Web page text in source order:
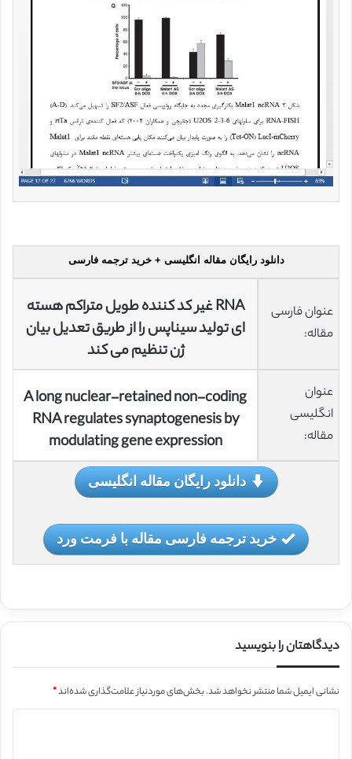
دانلود رایگان مقاله انگلیسی + خرید ترجمه فارسی
عنوان فارسی
مقاله:
RNA غیر کد کننده‌ طویل متراکم هسته
ای تولید سیناپس را از طریق تعدیل بیان
ژن تنظیم می کند
عنوان
انگلیسی
مقاله:
A long nuclear-retained non-coding
RNA regulates synaptogenesis by
modulating gene expression
دانلود رایگان مقاله انگلیسی
خرید ترجمه فارسی مقاله با فرمت ورد
دیدگاهتان را بنویسید
نشانی ایمیل شما منتشر نخواهد شد.بخش‌های موردنیاز علامت‌گذاری شده‌اند*